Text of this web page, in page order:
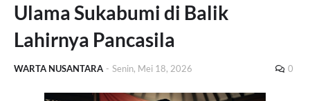
Ulama Sukabumi di Balik
Lahirnya Pancasila
WARTA NUSANTARA - Senin, Mei 18, 2026 0